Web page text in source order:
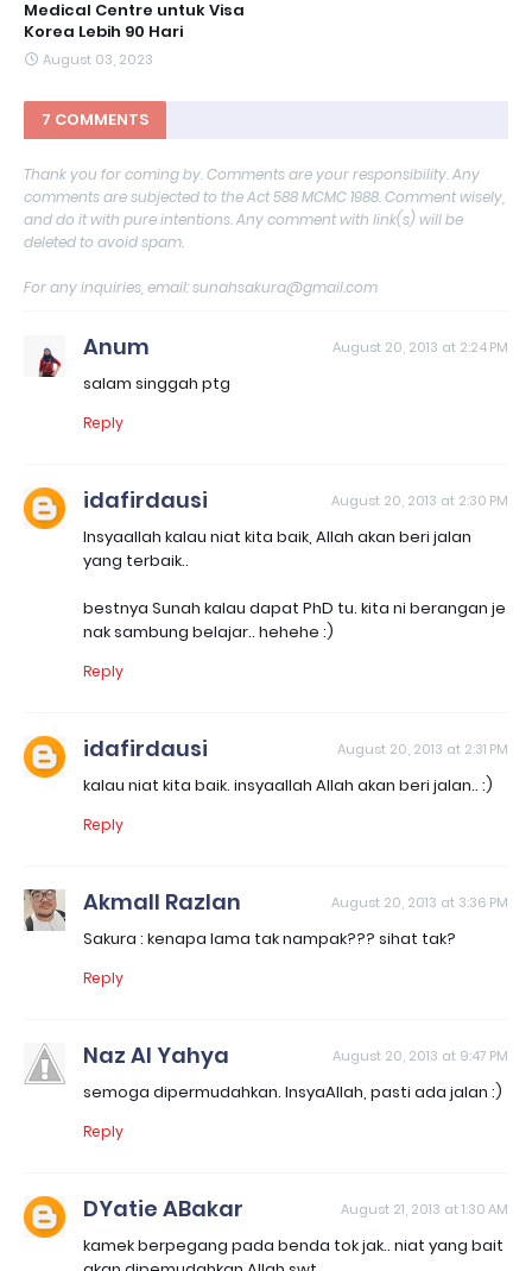
Medical Centre untuk Visa
Korea Lebih 90 Hari
August 03, 2023
7 COMMENTS
Thank you for coming by. Comments are your responsibility. Any
comments are subjected to the Act 588 MCMC 1988. Comment wisely,
and do it with pure intentions. Any comment with link(s) will be
deleted to avoid spam.
For any inquiries, email: sunahsakura@gmail.com
Anum August 20, 2013 at 2:24 PM
salam singgah ptg
Reply
idafirdausi August 20, 2013 at 2:30 PM
Insyaallah kalau niat kita baik, Allah akan beri jalan
yang terbaik..
bestnya Sunah kalau dapat PhD tu. kita ni berangan je
nak sambung belajar.. hehehe :)
Reply
idafirdausi August 20, 2013 at 2:31 PM
kalau niat kita baik. insyaallah Allah akan beri jalan.. :)
Reply
Akmall Razlan August 20, 2013 at 3:36 PM
Sakura : kenapa lama tak nampak??? sihat tak?
Reply
Naz Al Yahya August 20, 2013 at 9:47 PM
semoga dipermudahkan. InsyaAllah, pasti ada jalan :)
Reply
DYatie ABakar August 21, 2013 at 1:30 AM
kamek berpegang pada benda tok jak.. niat yang bait